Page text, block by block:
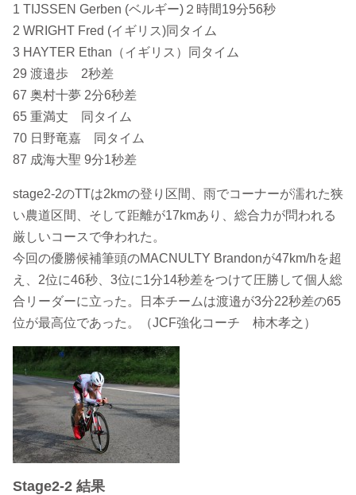
1 TIJSSEN Gerben (ベルギー)２時間19分56秒
2 WRIGHT Fred (イギリス)同タイム
3 HAYTER Ethan（イギリス）同タイム
29 渡邉歩 2秒差
67 奥村十夢 2分6秒差
65 重満丈 同タイム
70 日野竜嘉 同タイム
87 成海大聖 9分1秒差
stage2-2のTTは2kmの登り区間、雨でコーナーが濡れた狭
い農道区間、そして距離が17kmあり、総合力が問われる
厳しいコースで争われた。
今回の優勝候補筆頭のMACNULTY Brandonが47km/hを超
え、2位に46秒、3位に1分14秒差をつけて圧勝して個人総
合リーダーに立った。日本チームは渡邉が3分22秒差の65
位が最高位であった。（JCF強化コーチ 柿木孝之）
Stage2-2 結果